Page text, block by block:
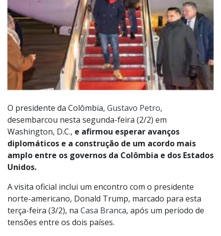
O presidente da Colômbia, Gustavo Petro,
desembarcou nesta segunda-feira (2/2) em
Washington, D.C., e afirmou esperar avanços
diplomáticos e a construção de um acordo mais
amplo entre os governos da Colômbia e dos Estados
Unidos.
A visita oficial inclui um encontro com o presidente
norte-americano, Donald Trump, marcado para esta
terça-feira (3/2), na Casa Branca, após um período de
tensões entre os dois países.